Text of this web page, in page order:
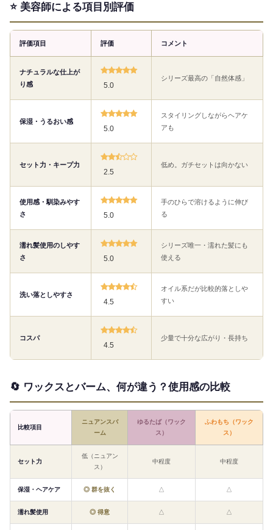
⭐ 美容師による項目別評価
評価項目 評価 コメント
ナチュラルな仕上が
り感
5.0
シリーズ最高の「自然体感」
保湿・うるおい感
5.0
スタイリングしながらヘアケ
アも
セット力・キープ力
2.5
低め。ガチセットは向かない
使用感・馴染みやす
さ
5.0
手のひらで溶けるように伸び
る
濡れ髪使用のしやす
さ
5.0
シリーズ唯一・濡れた髪にも
使える
洗い落としやすさ
4.5
オイル系だが比較的落としや
すい
コスパ
4.5
少量で十分な広がり・長持ち
🔄 ワックスとバーム、何が違う？使用感の比較
比較項目
ニュアンスバ
ーム
ゆるたば（ワック
ス）
ふわもち（ワック
ス）
セット力
低（ニュアン
ス）
中程度 中程度
保湿・ヘアケア ◎ 群を抜く △ △
濡れ髪使用 ◎ 得意 △ △